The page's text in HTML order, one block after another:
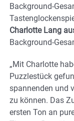
Background-
Charlotte Lang
Background-
„Mit Charlotte
Puzzlestück
spannenden und
zu können. Das
ersten Ton an